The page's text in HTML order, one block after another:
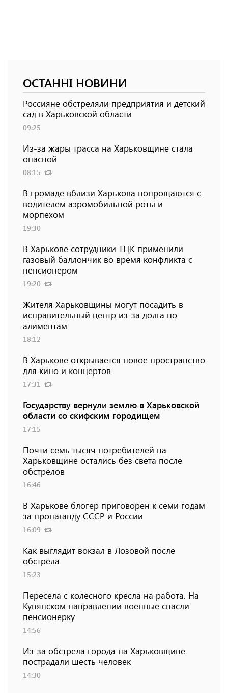
ОСТАННІ НОВИНИ
Россияне обстреляли предприятия и детский
сад в Харьковской области
09:25
Из-за жары трасса на Харьковщине стала
опасной
08:15
В громаде вблизи Харькова попрощаются с
водителем аэромобильной роты и
морпехом
19:30
В Харькове сотрудники ТЦК применили
газовый баллончик во время конфликта с
пенсионером
19:20
Жителя Харьковщины могут посадить в
исправительный центр из-за долга по
алиментам
18:12
В Харькове открывается новое пространство
для кино и концертов
17:31
Государству вернули землю в Харьковской
области со скифским городищем
17:15
Почти семь тысяч потребителей на
Харьковщине остались без света после
обстрелов
16:46
В Харькове блогер приговорен к семи годам
за пропаганду СССР и России
16:09
Как выглядит вокзал в Лозовой после
обстрела
15:23
Пересела с колесного кресла на работа. На
Купянском направлении военные спасли
пенсионерку
14:56
Из-за обстрела города на Харьковщине
пострадали шесть человек
14:30